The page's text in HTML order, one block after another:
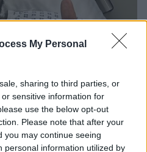
My Personal
sharing to third parties, or
sensitive information for
use the below opt-out
Please note that after your
you may continue seeing
personal information utilized by
ágyból
egyik
szélsőjét, Tokmac